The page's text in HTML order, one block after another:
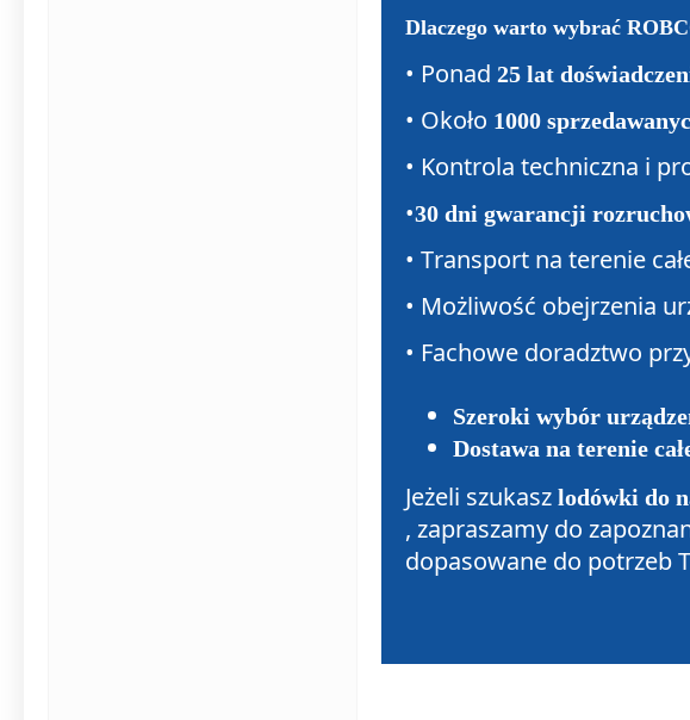
Dlaczego warto wybrać
• Ponad 25 lat
• Około 1000
• Kontrola techniczna i
•30 dni gwarancji
• Transport na terenie
• Możliwość obejrzenia
• Fachowe doradztwo
Szeroki wybór
Dostawa na terenie
Jeżeli szukasz lodówki do
, zapraszamy do
dopasowane do potrzeb